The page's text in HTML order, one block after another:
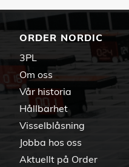
ORDER NORDIC
3PL
Om oss
Vår historia
Hållbarhet
Visselblåsning
Jobba hos oss
Aktuellt på Order